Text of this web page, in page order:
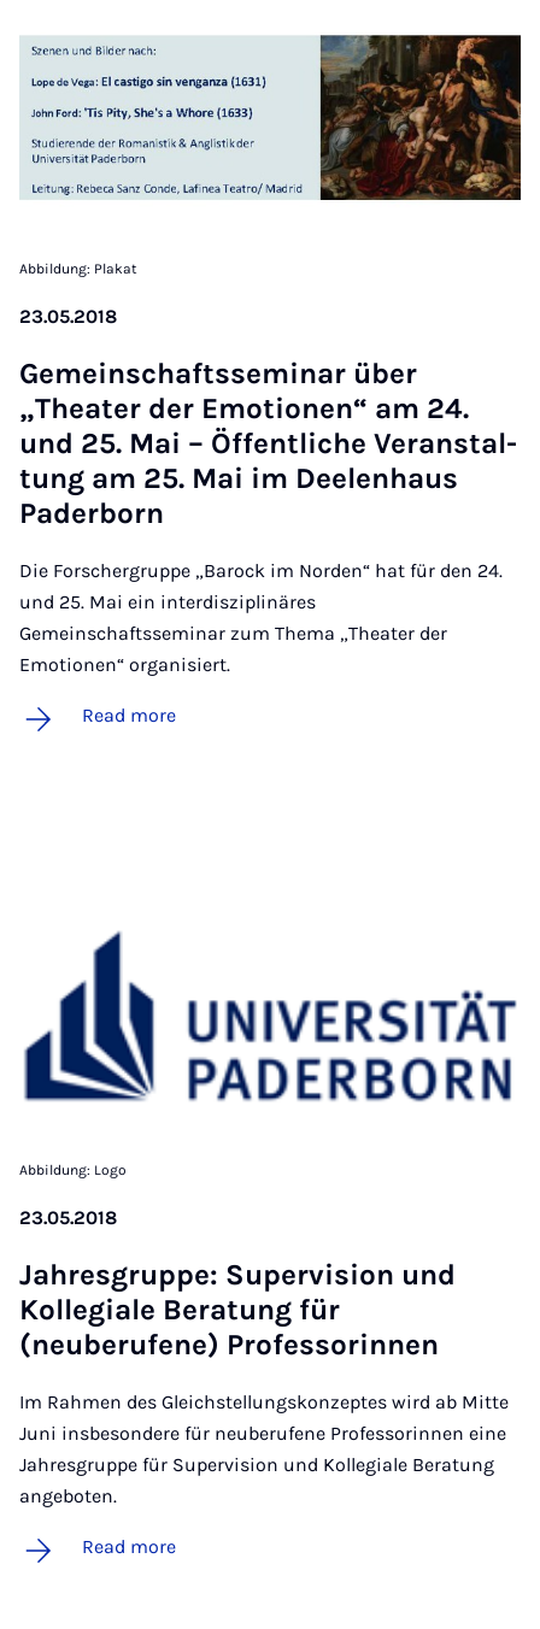
Abbildung: Plakat
23.05.2018
Ge­meinsch­aftssem­in­ar über
„Theat­er der Emo­tion­en“ am 24.
und 25. Mai – Öf­fent­liche Ver­an­stal­
tung am 25. Mai im Deelen­haus
Pader­born
Die Forschergruppe „Barock im Norden“ hat für den 24.
und 25. Mai ein interdisziplinäres
Gemeinschaftsseminar zum Thema „Theater der
Emotionen“ organisiert.
Read more
Abbildung: Logo
23.05.2018
Jahresgruppe: Su­per­vi­sion und
Kollegi­ale Be­r­a­tung für
(neuberufene) Pro­fess­orinnen
Im Rahmen des Gleichstellungskonzeptes wird ab Mitte
Juni insbesondere für neuberufene Professorinnen eine
Jahresgruppe für Supervision und Kollegiale Beratung
angeboten.
Read more